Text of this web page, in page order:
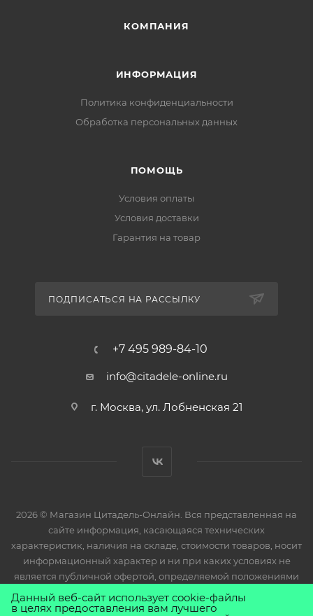
КОМПАНИЯ
ИНФОРМАЦИЯ
Политика конфиденциальности
Обработка персональных данных
ПОМОЩЬ
Условия оплаты
Условия доставки
Гарантия на товар
ПОДПИСАТЬСЯ НА РАССЫЛКУ
+7 495 989-84-10
info@citadele-online.ru
г. Москва, ул. Лобненская 21
2026 © Магазин Цитадель-Онлайн. Вся представленная на
сайте информация, касающаяся технических
характеристик, наличия на складе, стоимости товаров, носит
информационный характер и ни при каких условиях не
является публичной офертой, определяемой положениями
Статьи 437(2) Гражданского кодекса РФ.
Данный веб-сайт использует cookie-файлы
в целях предоставления вам лучшего